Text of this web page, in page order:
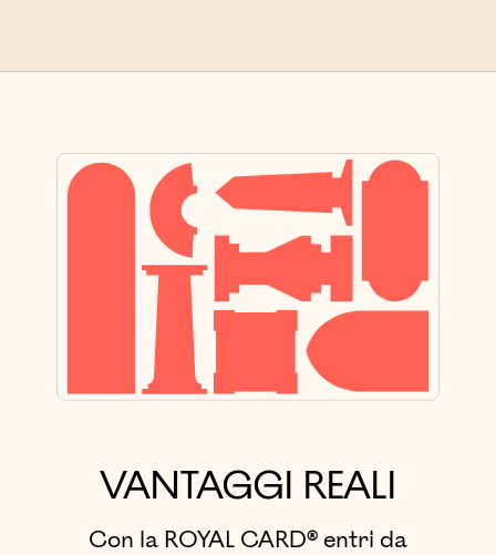
VANTAGGI REALI
Con la ROYAL CARD® entri da